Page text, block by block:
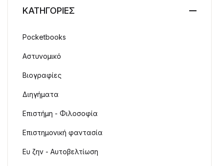
ΚΑΤΗΓΟΡΙΕΣ
Pocketbooks
Αστυνομικό
Βιογραφίες
Διηγήματα
Επιστήμη - Φιλοσοφία
Επιστημονική φαντασία
Ευ ζην - Αυτοβελτίωση